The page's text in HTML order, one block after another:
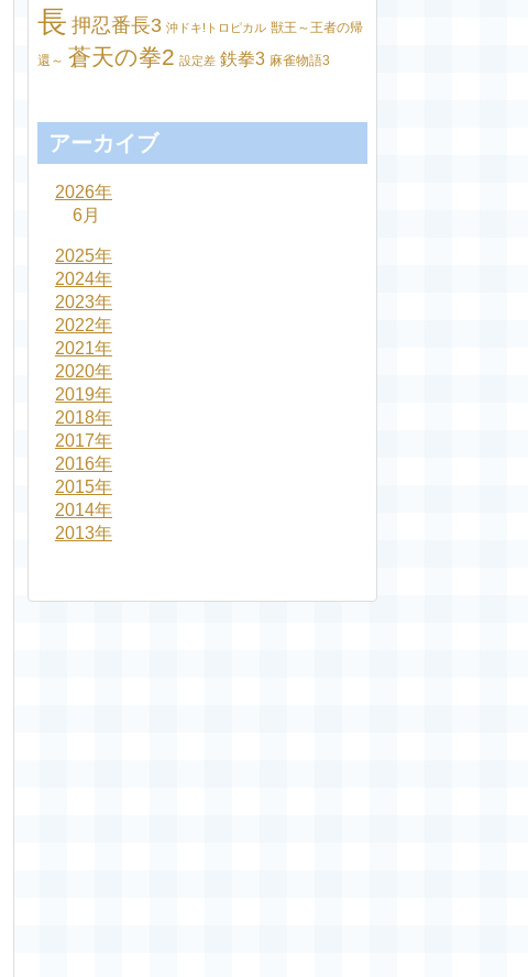
長 押忍番長3 沖ドキ!トロピカル 獣王～王者の帰
還～ 蒼天の拳2 設定差 鉄拳3 麻雀物語3
アーカイブ
2026年
6月
2025年
2024年
2023年
2022年
2021年
2020年
2019年
2018年
2017年
2016年
2015年
2014年
2013年